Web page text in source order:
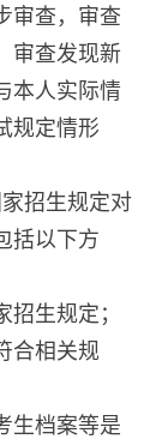
审查，审查
审查发现新
本人实际情
规定情形
招生规定对
括以下方
招生规定；
合相关规
生档案等是